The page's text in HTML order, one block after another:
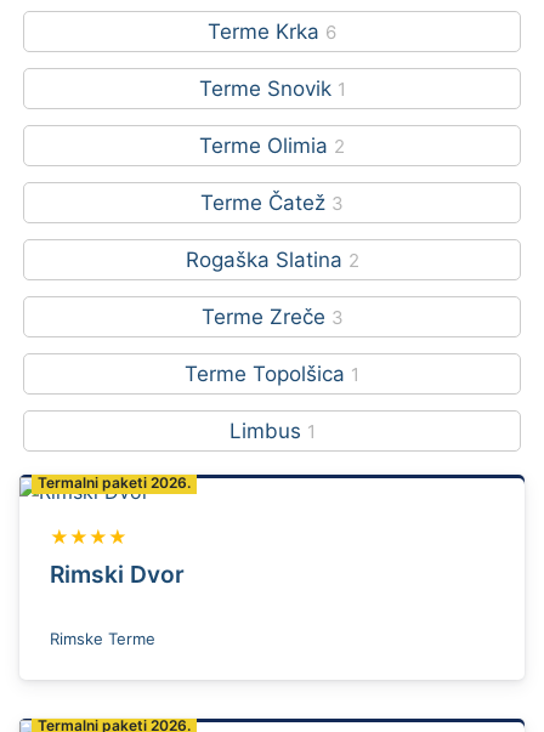
Terme Krka6
Terme Snovik1
Terme Olimia2
Terme Čatež3
Rogaška Slatina2
Terme Zreče3
Terme Topolšica1
Limbus1
Termalni paketi 2026.
★★★★
Rimski Dvor
Rimske Terme
Termalni paketi 2026.